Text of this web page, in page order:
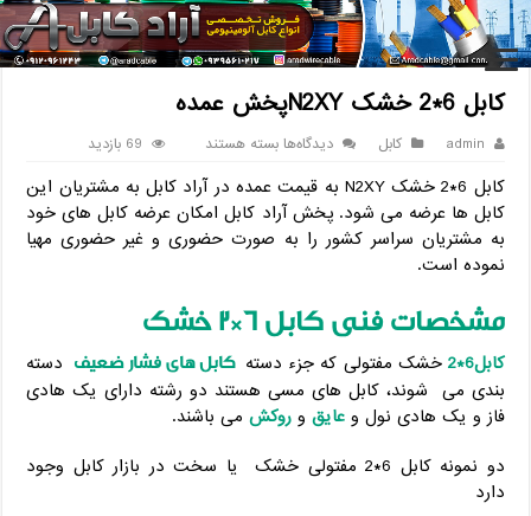
خانه / کابل / کابل 6*2 خشک N2XYپخش عمده
کابل 6*2 خشک N2XYپخش عمده
admin کابل دیدگاه‌هابرای
6*2
خشک
N2XYپخش
عمده
بسته هستند 69 بازدید
کابل 6*2 خشک N2XY به قیمت عمده در آراد کابل به مشتریان این
کابل ها عرضه می شود. پخش آراد کابل امکان عرضه کابل های خود
به مشتریان سراسر کشور را به صورت حضوری و غیر حضوری مهیا
نموده است.
مشخصات فنی کابل 6*2 خشک
کابل6*2 خشک مفتولی که جزء دسته کابل های فشار ضعیف دسته
بندی می شوند، کابل های مسی هستند دو رشته دارای یک هادی
فاز و یک هادی نول و عایق وروکش می باشند.
دو نمونه کابل 6*2 مفتولی خشک یا سخت در بازار کابل وجود
دارد